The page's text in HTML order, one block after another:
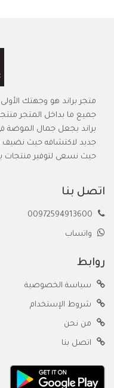
متجر براند هو وجهتك
جميع ما بداخل المتجر
براند بجعل جمال الموضة
جديد لاكتشافه حيث نضيف
حيث نسعى لتوفير منتجات
اتصل بنا
واتساب
روابط
سياسة الخصوصية
شروط الإستخدام
من نحن
اتصل بنا